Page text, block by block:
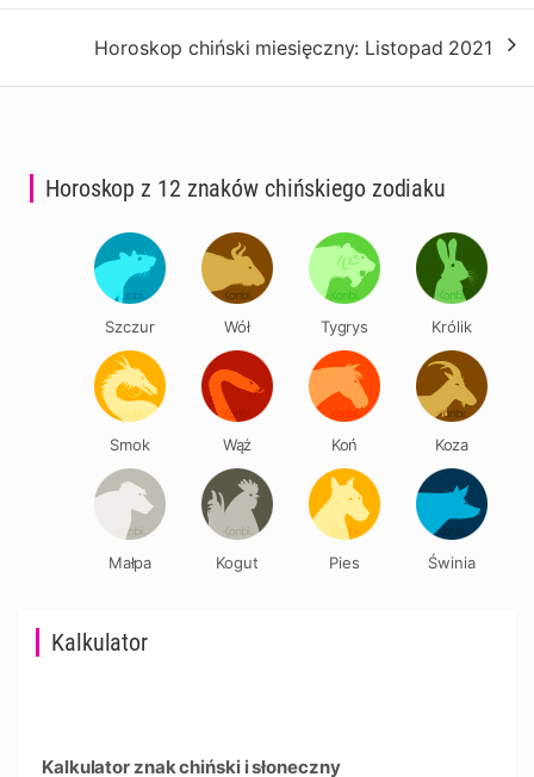
Horoskop chiński miesięczny: Listopad 2021
Kalkulator
Kalkulator znak chiński i słoneczny
Horoskop z 12 znaków chińskiego zodiaku
Szczur Wół Tygrys Królik
Smok Wąż Koń Koza
Małpa Kogut Pies Świnia